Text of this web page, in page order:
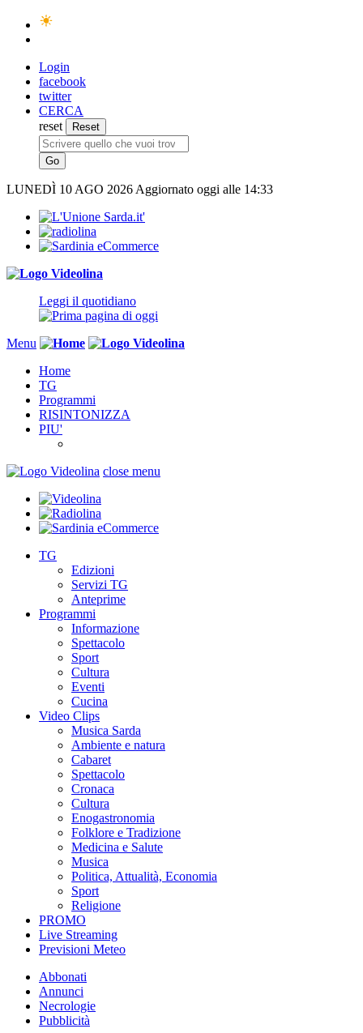
Login
facebook
twitter
CERCA
reset
LUNEDÌ 10 AGO 2026 Aggiornato oggi alle 14:33
Leggi il quotidiano
Menu
Home
TG
Programmi
RISINTONIZZA
PIU'
close menu
TG
Edizioni
Servizi TG
Anteprime
Programmi
Informazione
Spettacolo
Sport
Cultura
Eventi
Cucina
Video Clips
Musica Sarda
Ambiente e natura
Cabaret
Spettacolo
Cronaca
Cultura
Enogastronomia
Folklore e Tradizione
Medicina e Salute
Musica
Politica, Attualità, Economia
Sport
Religione
PROMO
Live Streaming
Previsioni Meteo
Abbonati
Annunci
Necrologie
Pubblicità